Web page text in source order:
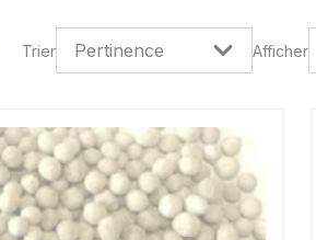
Trier Afficher